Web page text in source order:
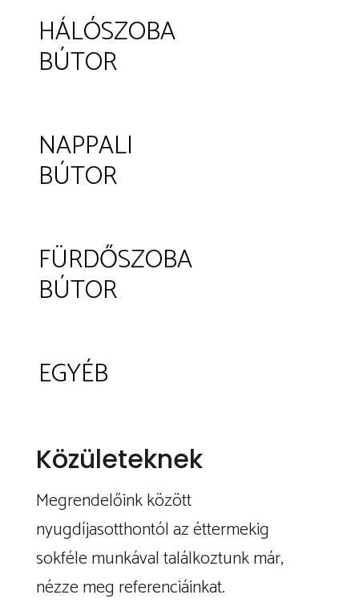
HÁLÓSZOBA
BÚTOR
NAPPALI
BÚTOR
FÜRDŐSZOBA
BÚTOR
EGYÉB
Közületeknek
Megrendelőink között
nyugdíjasotthontól az éttermekig
sokféle munkával találkoztunk már,
nézze meg referenciáinkat.